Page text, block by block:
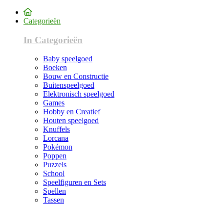
Categorieën
In Categorieën
Baby speelgoed
Boeken
Bouw en Constructie
Buitenspeelgoed
Elektronisch speelgoed
Games
Hobby en Creatief
Houten speelgoed
Knuffels
Lorcana
Pokémon
Poppen
Puzzels
School
Speelfiguren en Sets
Spellen
Tassen